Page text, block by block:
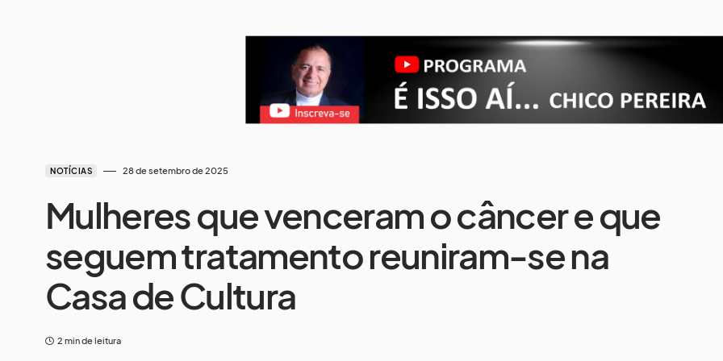
NOTÍCIAS 28 de setembro de 2025
Mulheres que venceram o câncer e que
seguem tratamento reuniram-se na
Casa de Cultura
2 min de leitura